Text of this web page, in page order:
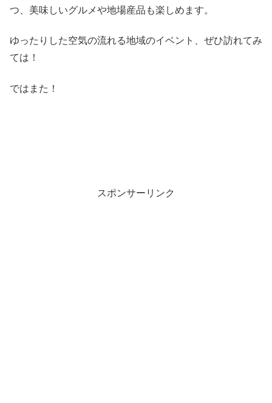
つ、美味しいグルメや地場産品も楽しめます。
ゆったりした空気の流れる地域のイベント、ぜひ訪れてみ
ては！
ではまた！
スポンサーリンク